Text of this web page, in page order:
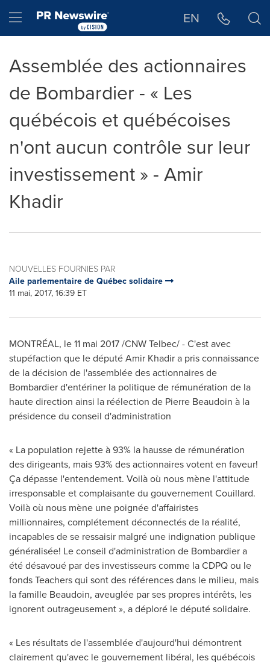
Hamburger menu EN
Assemblée des actionnaires
de Bombardier - « Les
québécois et québécoises
n'ont aucun contrôle sur leur
investissement » - Amir
Khadir
NOUVELLES FOURNIES PAR
Aile parlementaire de Québec solidaire
11 mai, 2017, 16:39 ET
MONTRÉAL, le 11 mai 2017 /CNW Telbec/ - C'est avec
stupéfaction que le députéAmir Khadira pris connaissance
de la décision de l'assemblée des actionnaires de
Bombardier d'entériner la politique de rémunération de la
haute direction ainsi la réélection de Pierre Beaudoin à la
présidence du conseil d'administration
« La population rejette à 93% la hausse de rémunération
des dirigeants, mais 93% des actionnaires votent en faveur!
Ça dépasse l'entendement. Voilà où nous mène l'attitude
irresponsable et complaisante du gouvernement Couillard.
Voilà où nous mène une poignée d'affairistes
millionnaires, complétement déconnectés de la réalité,
incapables de se ressaisir malgré une indignation publique
généralisée! Le conseil d'administration de Bombardier a
été désavoué par des investisseurs comme la CDPQ ou le
fonds Teachers qui sont des références dans le milieu, mais
la famille Beaudoin, aveuglée par ses propres intérêts, les
ignorent outrageusement », a déploré le député solidaire.
« Les résultats de l'assemblée d'aujourd'hui démontrent
clairement qu'avec le gouvernement libéral, les québécois